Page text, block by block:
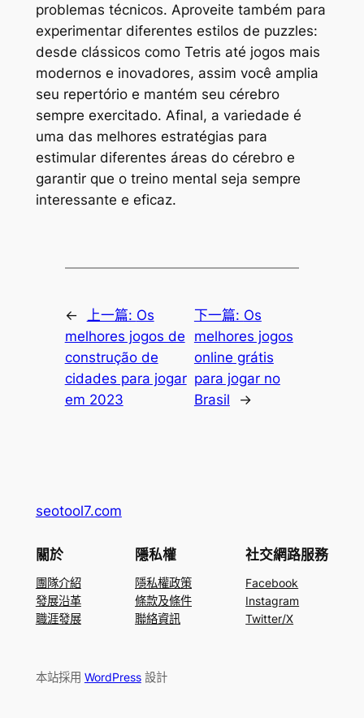
problemas técnicos. Aproveite também para
experimentar diferentes estilos de puzzles:
desde clássicos como Tetris até jogos mais
modernos e inovadores, assim você amplia
seu repertório e mantém seu cérebro
sempre exercitado. Afinal, a variedade é
uma das melhores estratégias para
estimular diferentes áreas do cérebro e
garantir que o treino mental seja sempre
interessante e eficaz.
← 上一篇: Os
melhores jogos de
construção de
cidades para jogar
em 2023
下一篇: Os
melhores jogos
online grátis
para jogar no
Brasil
→
seotool7.com
關於
團隊介紹
發展沿革
職涯發展
隱私權
隱私權政策
條款及條件
聯絡資訊
社交網路服務
Facebook
Instagram
Twitter/X
本站採用 WordPress設計